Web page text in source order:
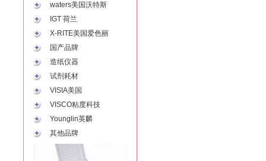
waters美国沃特斯
IGT 荷兰
X-RITE美国爱色丽
国产品牌
造纸仪器
试剂耗材
VISIA美国
VISCO粘度科技
Younglin英麟
其他品牌